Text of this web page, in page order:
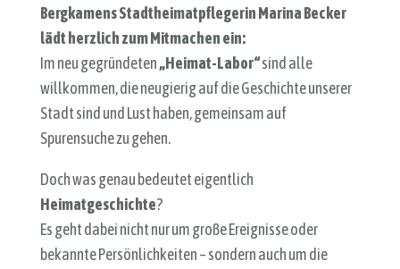
Bergkamens Stadtheimatpflegerin Marina Becker
lädt herzlich zum Mitmachen ein:
Im neu gegründeten„Heimat-Labor“sind alle
willkommen, die neugierig auf die Geschichte unserer
Stadt sind und Lust haben, gemeinsam auf
Spurensuche zu gehen.
Doch was genau bedeutet eigentlich
Heimatgeschichte?
Es geht dabei nicht nur um große Ereignisse oder
bekannte Persönlichkeiten – sondern auch um die